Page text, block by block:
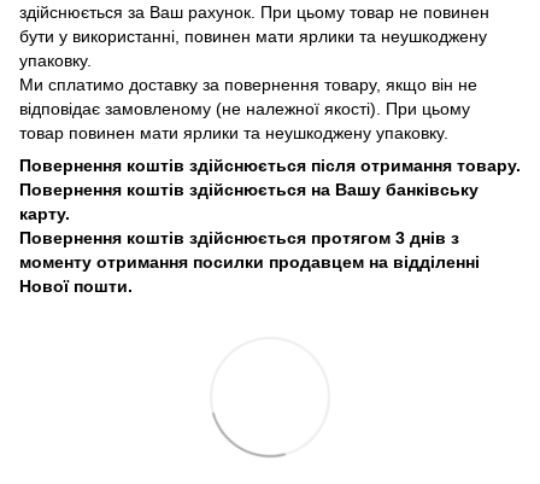
здійснюється за Ваш рахунок. При цьому товар не повинен
бути у використанні, повинен мати ярлики та неушкоджену
упаковку.
Ми сплатимо доставку за повернення товару, якщо він не
відповідає замовленому (не належної якості). При цьому
товар повинен мати ярлики та неушкоджену упаковку.
Повернення коштів здійснюється після отримання товару.
Повернення коштів здійснюється на Вашу банківську
карту.
Повернення коштів здійснюється протягом 3 днів з
моменту отримання посилки продавцем на відділенні
Нової пошти.